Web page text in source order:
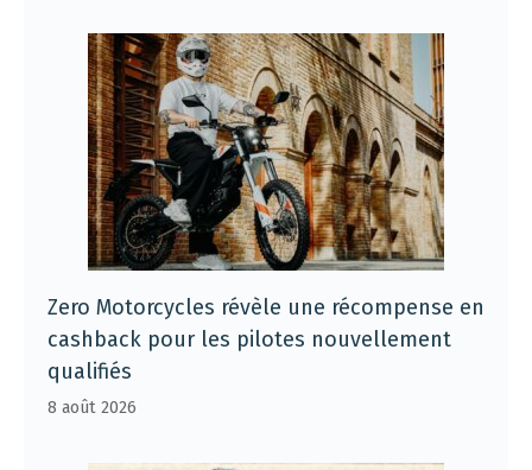
Zero Motorcycles révèle une récompense en
cashback pour les pilotes nouvellement
qualifiés
8 août 2026